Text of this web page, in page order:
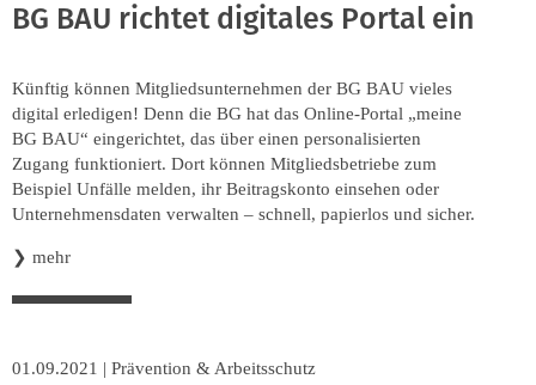
Soziales & Tarifpolitik
Interviews
Innung
BG BAU richtet digitales Portal ein
Künftig können Mitgliedsunternehmen der BG BAU vieles
digital erledigen! Denn die BG hat das Online-Portal „meine
BG BAU“ eingerichtet, das über einen personalisierten
Zugang funktioniert. Dort können Mitgliedsbetriebe zum
Beispiel Unfälle melden, ihr Beitragskonto einsehen oder
Unternehmensdaten verwalten – schnell, papierlos und sicher.
❯ mehr
01.09.2021 | Prävention & Arbeitsschutz